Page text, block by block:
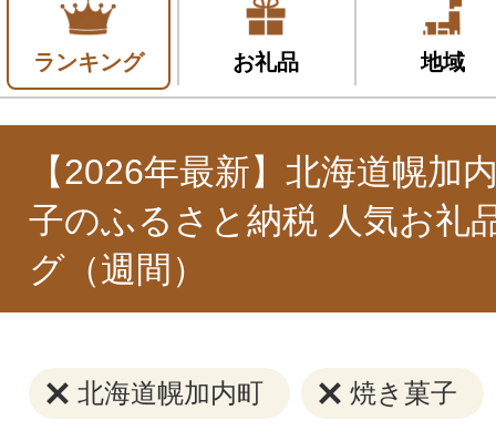
ランキング お礼品 地域
【2026年最新】北海道幌加
子のふるさと納税 人気お礼
グ（週間）
北海道幌加内町 焼き菓子